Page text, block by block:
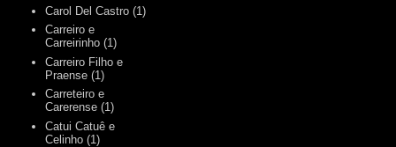
Carol Del Castro (1)
Carreiro e
Carreirinho (1)
Carreiro Filho e
Praense (1)
Carreteiro e
Carerense (1)
Catui Catuê e
Celinho (1)